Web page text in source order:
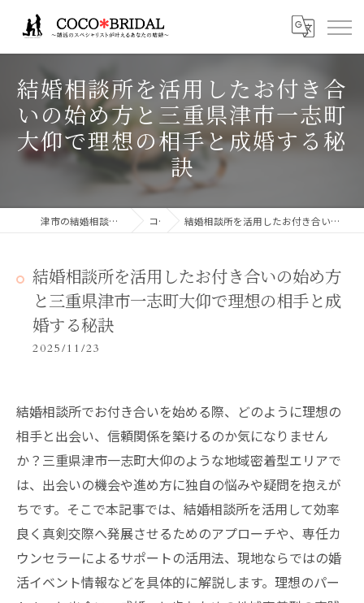
結婚相談所を活用したお付き合
いの始め方と三重県津市一志町
大仰で理想の相手と成婚する秘
訣
津市の結婚相談所ならCocoBridalココブライダル コラム 結婚相談所を活用したお付き合いの始め方と三重県津市一志町大仰で理想の相手と成婚する秘訣
結婚相談所を活用したお付き合いの始め方
と三重県津市一志町大仰で理想の相手と成
婚する秘訣
2025/11/23
結婚相談所でお付き合いを始める際、どのように理想の
相手と出会い、信頼関係を築けるのか気になりません
か？三重県津市一志町大仰のような地域密着型エリアで
は、出会いの機会や進め方に独自の悩みや疑問を抱えが
ちです。そこで本記事では、結婚相談所を活用して効率
良く真剣交際へ発展させるためのアプローチや、専任カ
ウンセラーによるサポートの活用法、現地ならではの婚
活イベント情報などを具体的に解説します。理想のパー